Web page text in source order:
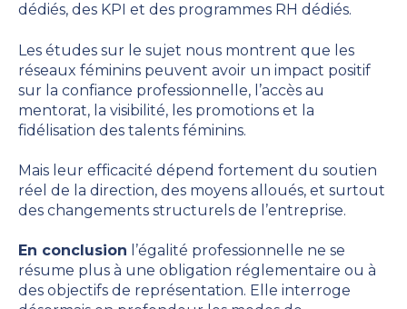
dédiés, des KPI et des programmes RH dédiés.
Les études sur le sujet nous montrent que les
réseaux féminins peuvent avoir un impact positif
sur la confiance professionnelle, l’accès au
mentorat, la visibilité, les promotions et la
fidélisation des talents féminins.
Mais leur efficacité dépend fortement du soutien
réel de la direction, des moyens alloués, et surtout
des changements structurels de l’entreprise.
En conclusion l’égalité professionnelle ne se
résume plus à une obligation réglementaire ou à
des objectifs de représentation. Elle interroge